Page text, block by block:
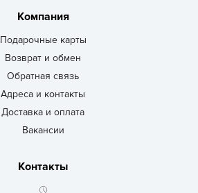
Компания
Подарочные карты
Возврат и обмен
Обратная связь
Адреса и контакты
Доставка и оплата
Вакансии
Контакты